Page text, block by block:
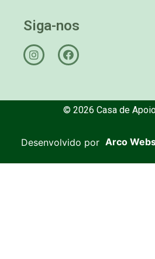
Siga-nos
© 2026 Casa de
Desenvolvido por Arco